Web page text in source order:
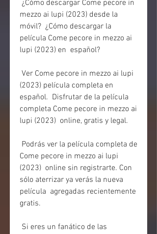
mezzo ai lupi (2023) desde la
móvil?  ¿Cómo descargar la
película Come pecore in mezzo ai
lupi (2023) en  español?
(2023) película completa en
español.  Disfrutar de la película
completa Come pecore in mezzo ai
lupi (2023)  online, gratis y legal.
Come pecore in mezzo ai lupi
(2023)  online sin registrarte. Con
sólo aterrizar ya verás la nueva
película  agregadas recientemente
gratis.